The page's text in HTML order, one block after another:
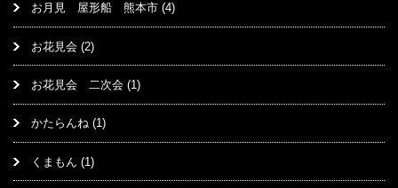
お月見 屋形船 熊本市 (4)
お花見会 (2)
お花見会 二次会 (1)
かたらんね (1)
くまもん (1)